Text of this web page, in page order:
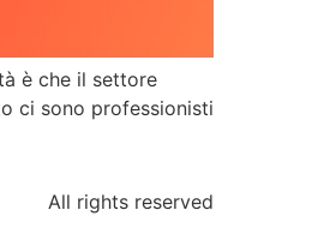
è che il settore
ci sono professionisti
All rights reserved